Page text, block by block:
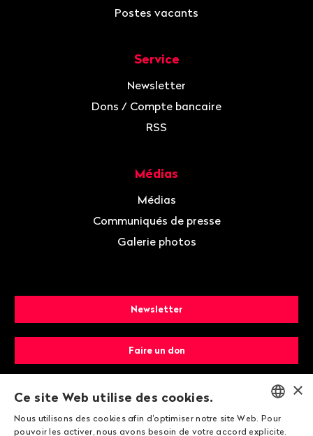
Postes vacants
Service
Newsletter
Dons / Compte bancaire
RSS
Médias
Médias
Communiqués de presse
Galerie photos
Newsletter
Faire un don
Devenir membre
ENGLISH
×
Ce site Web utilise des cookies.
Nous utilisons des cookies afin d'optimiser notre site Web. Pour
pouvoir les activer, nous avons besoin de votre accord explicite.